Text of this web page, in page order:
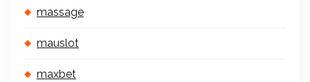
massage
mauslot
maxbet